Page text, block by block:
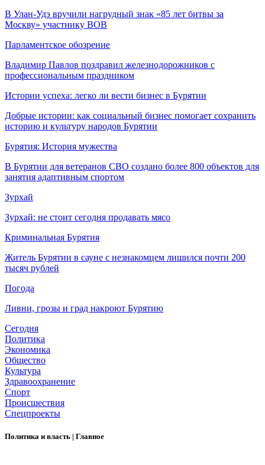
В Улан-Удэ вручили нагрудный знак «85 лет битвы за
Москву» участнику ВОВ
Парламентское обозрение
Владимир Павлов поздравил железнодорожников с
профессиональным праздником
Истории успеха: легко ли вести бизнес в Бурятии
Добрые истории: как социальный бизнес помогает сохранить
историю и культуру народов Бурятии
Бурятия: История мужества
В Бурятии для ветеранов СВО создано более 800 объектов для
занятия адаптивным спортом
Зурхай
Зурхай: не стоит сегодня продавать мясо
Криминальная Бурятия
Житель Бурятии в сауне с незнакомцем лишился почти 200
тысяч рублей
Погода
Ливни, грозы и град накроют Бурятию
Сегодня
Политика
Экономика
Общество
Культура
Здравоохранение
Спорт
Происшествия
Спецпроекты
Политика и власть | Главное